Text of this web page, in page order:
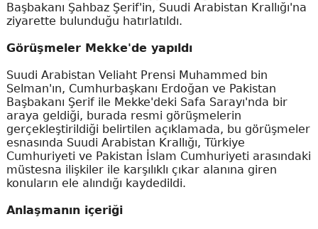
Başbakanı Şahbaz Şerif'in, Suudi Arabistan Krallığı'na
ziyarette bulunduğu hatırlatıldı.
Görüşmeler Mekke'de yapıldı
Suudi Arabistan Veliaht Prensi Muhammed bin
Selman'ın, Cumhurbaşkanı Erdoğan ve Pakistan
Başbakanı Şerif ile Mekke'deki Safa Sarayı'nda bir
araya geldiği, burada resmi görüşmelerin
gerçekleştirildiği belirtilen açıklamada, bu görüşmeler
esnasında Suudi Arabistan Krallığı, Türkiye
Cumhuriyeti ve Pakistan İslam Cumhuriyeti arasındaki
müstesna ilişkiler ile karşılıklı çıkar alanına giren
konuların ele alındığı kaydedildi.
Anlaşmanın içeriği